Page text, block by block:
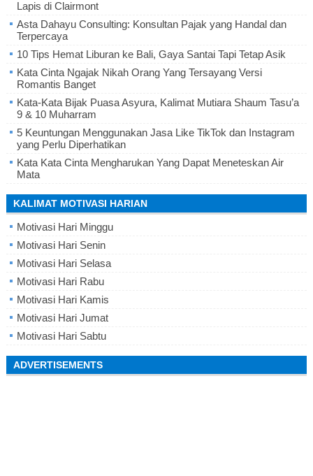
Lapis di Clairmont
Asta Dahayu Consulting: Konsultan Pajak yang Handal dan
Terpercaya
10 Tips Hemat Liburan ke Bali, Gaya Santai Tapi Tetap Asik
Kata Cinta Ngajak Nikah Orang Yang Tersayang Versi
Romantis Banget
Kata-Kata Bijak Puasa Asyura, Kalimat Mutiara Shaum Tasu’a
9 & 10 Muharram
5 Keuntungan Menggunakan Jasa Like TikTok dan Instagram
yang Perlu Diperhatikan
Kata Kata Cinta Mengharukan Yang Dapat Meneteskan Air
Mata
KALIMAT MOTIVASI HARIAN
Motivasi Hari Minggu
Motivasi Hari Senin
Motivasi Hari Selasa
Motivasi Hari Rabu
Motivasi Hari Kamis
Motivasi Hari Jumat
Motivasi Hari Sabtu
ADVERTISEMENTS